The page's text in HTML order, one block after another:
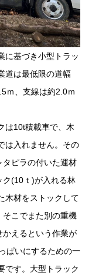
に基づき小型トラッ
道は最低限の道幅
ｍ、支線は約2.0ｍ
は10t積載車で、木
は入れません。その
タピラの付いた運材
ク(10ｔ)が入れる林
木材をストックして
こでまた別の重機
かえるという作業が
ぱいにするための一
です。大型トラック